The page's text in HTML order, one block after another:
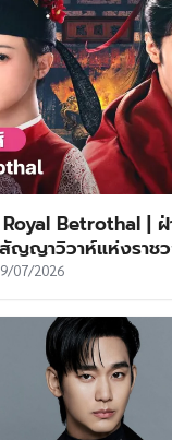
Betrothal | ฝ่
ญญาวิวาห์แห่งราช
07/2026